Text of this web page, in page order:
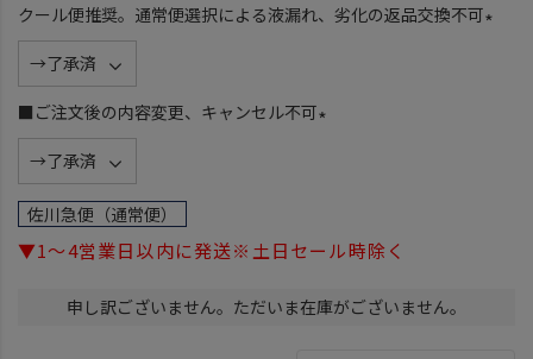
クール便推奨。通常便選択による液漏れ、劣化の返品交換不可
■ご注文後の内容変更、キャンセル不可
佐川急便（通常便）
▼1～4営業日以内に発送※土日セール時除く
申し訳ございません。ただいま在庫がございません。